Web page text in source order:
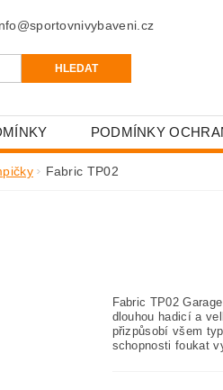
PODMÍNKY
Fabric TP02
Fabric TP02
dlouhou hadicí a
přizpůsobí všem
schopnosti foukat